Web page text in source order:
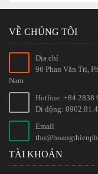
VỀ CHÚNG TÔI
Địa chỉ
96 Phan Văn Trị,
Nam
Hotline: +84 2838
Di động:
Email
TÀI KHOẢN